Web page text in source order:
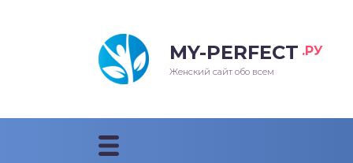
MY-PERFECT .РУ
Женский сайт обо всем
прически 2018